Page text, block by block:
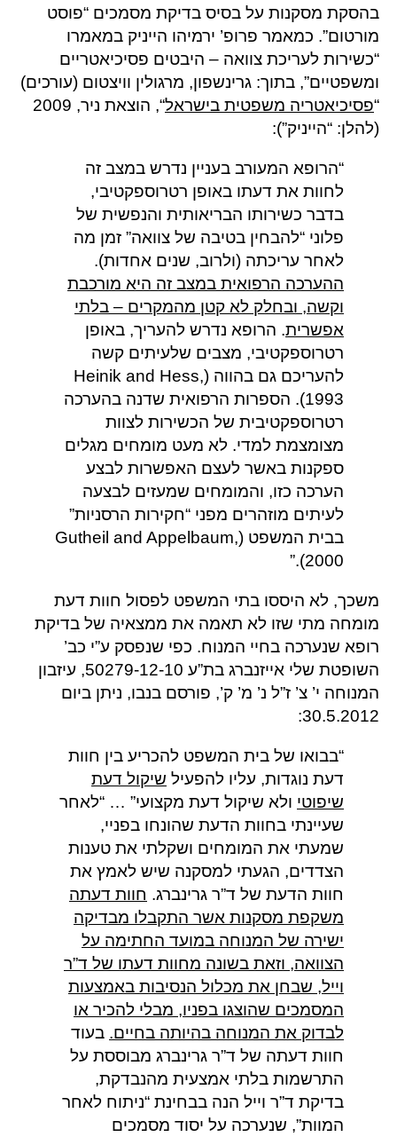
בהסקת מסקנות על בסיס בדיקת מסמכים “פוסט
מורטום”. כמאמר פרופ’ ירמיהו הייניק במאמרו
“כשירות לעריכת צוואה – היבטים פסיכיאטריים
ומשפטיים”, בתוך: גרינשפון, מרגולין וויצטום (עורכים)
“פסיכיאטריה משפטית בישראל
“, הוצאת ניר, 2009
(להלן: “הייניק”):
“הרופא המעורב בעניין נדרש במצב זה
לחוות את דעתו באופן רטרוספקטיבי,
בדבר כשירותו הבריאותית והנפשית של
פלוני “להבחין בטיבה של צוואה” זמן מה
לאחר עריכתה (ולרוב, שנים אחדות).
ההערכה הרפואית במצב זה היא מורכבת
וקשה, ובחלק לא קטן מהמקרים – בלתי
אפשרית. הרופא נדרש להעריך, באופן
רטרוספקטיבי, מצבים שלעיתים קשה
להעריכם גם בהווה (Heinik and Hess,
1993). הספרות הרפואית שדנה בהערכה
רטרוספקטיבית של הכשירות לצוות
מצומצמת למדי. לא מעט מומחים מגלים
ספקנות באשר לעצם האפשרות לבצע
הערכה כזו, והמומחים שמעזים לבצעה
לעיתים מוזהרים מפני “חקירות הרסניות”
בבית המשפט (Gutheil and Appelbaum,
2000).”
משכך, לא היססו בתי המשפט לפסול חוות דעת
מומחה מתי שזו לא תאמה את ממצאיה של בדיקת
רופא שנערכה בחיי המנוח. כפי שנפסק ע”י כב’
השופטת שלי אייזנברג בת”ע 50279-12-10, עיזבון
המנוחה י’ צ’ ז”ל נ’ מ’ ק’, פורסם בנבו, ניתן ביום
30.5.2012:
“בבואו של בית המשפט להכריע בין חוות
דעת נוגדות, עליו להפעיל שיקול דעת
שיפוטי ולא שיקול דעת מקצועי” … “לאחר
שעיינתי בחוות הדעת שהונחו בפניי,
שמעתי את המומחים ושקלתי את טענות
הצדדים, הגעתי למסקנה שיש לאמץ את
חוות הדעת של ד”ר גרינברג. חוות דעתה
משקפת מסקנות אשר התקבלו מבדיקה
ישירה של המנוחה במועד החתימה על
הצוואה, וזאת בשונה מחוות דעתו של ד”ר
וייל, שבחן את מכלול הנסיבות באמצעות
המסמכים שהוצגו בפניו, מבלי להכיר או
לבדוק את המנוחה בהיותה בחיים. בעוד
חוות דעתה של ד”ר גרינברג מבוססת על
התרשמות בלתי אמצעית מהנבדקת,
בדיקת ד”ר וייל הנה בבחינת “ניתוח לאחר
המוות”, שנערכה על יסוד מסמכים